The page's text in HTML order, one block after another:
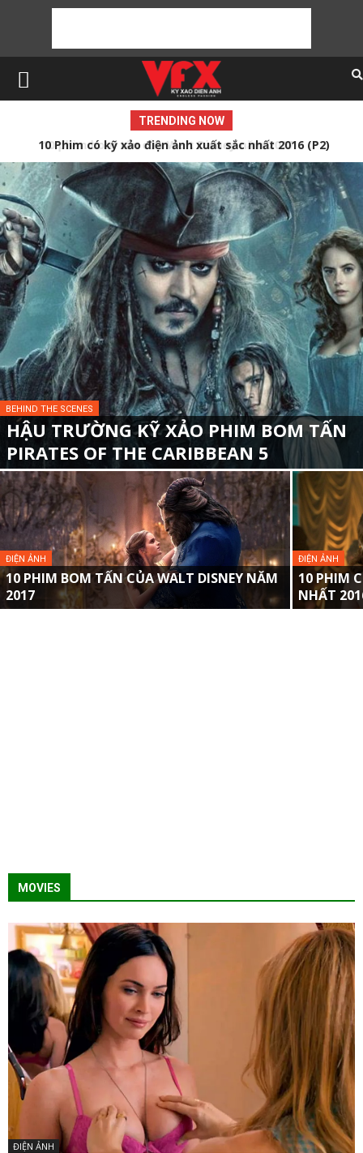
TRENDING NOW
10 Phim có kỹ xảo điện ảnh xuất sắc nhất 2016 (P2)
BEHIND THE SCENES
HẬU TRƯỜNG KỸ XẢO PHIM BOM TẤN
PIRATES OF THE CARIBBEAN 5
ĐIỆN ẢNH
10 PHIM BOM TẤN CỦA WALT DISNEY NĂM
2017
ĐIỆN ẢNH
10 PHIM
NHẤT
MOVIES
ĐIỆN ẢNH